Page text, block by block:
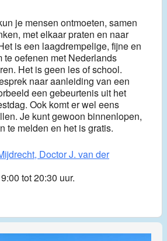
je mensen ontmoeten, samen
met elkaar praten en naar
is een laagdrempelige, fijne en
te oefenen met Nederlands
Het is geen les of school.
naar aanleiding van een
een gebeurtenis uit het
Ook komt er wel eens
Je kunt gewoon binnenlopen,
te melden en het is gratis.
Doctor J. van der
tot 20:30 uur.